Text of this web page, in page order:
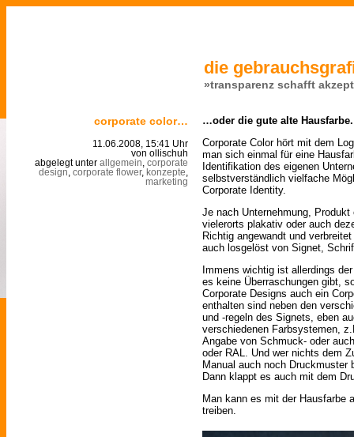
die
»transparenz schafft
corporate color…
11.06.2008, 15:41 Uhr
von ollischuh
abgelegt unter allgemein corporate
design corporate flower, konzepte
marketing
…oder die gute alte Hausfarbe.
Corporate Color hört mit dem
man sich einmal für eine
Identifikation des eigenen
selbstverständlich vielfache
Corporate Identity.
Je nach Unternehmung,
vielerorts plakativ oder auch
Richtig angewandt und
auch losgelöst von Signet,
Immens wichtig ist allerdings
es keine Überraschungen gibt,
Corporate Designs auch ein
enthalten sind neben den
und -regeln des Signets, eben
verschiedenen Farbsystemen,
Angabe von Schmuck- oder
oder RAL. Und wer nichts dem
Manual auch noch Druckmuster
Dann klappt es auch mit dem
Man kann es mit der Hausfarbe
treiben.